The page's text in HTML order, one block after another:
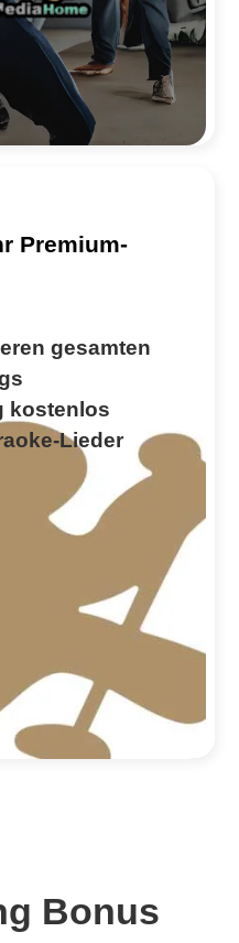
Premium-
gesamten
kostenlos
Lieder
Bonus